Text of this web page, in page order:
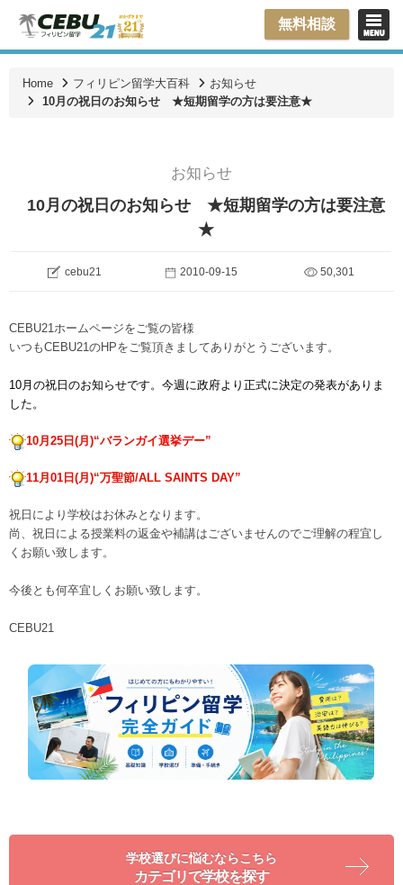
無料相談
Home フィリピン留学大百科
お知らせ
10月の祝日のお知らせ ★短期留学の方は要注意★
お知らせ
10月の祝日のお知らせ ★短期留学の方は要注意
★
cebu21 2010-09-15 50,301
CEBU21ホームページをご覧の皆様
いつもCEBU21のHPをご覧頂きましてありがとうございます。
10月の祝日のお知らせです。今週に政府より正式に決定の発表がありま
した。
10月25日(月)“バランガイ選挙デー”
11月01日(月)“万聖節/ALL SAINTS DAY”
祝日により学校はお休みとなります。
尚、祝日による授業料の返金や補講はございませんのでご理解の程宜し
くお願い致します。
今後とも何卒宜しくお願い致します。
CEBU21
学校選びに悩むならこちら
カテゴリで学校を探す